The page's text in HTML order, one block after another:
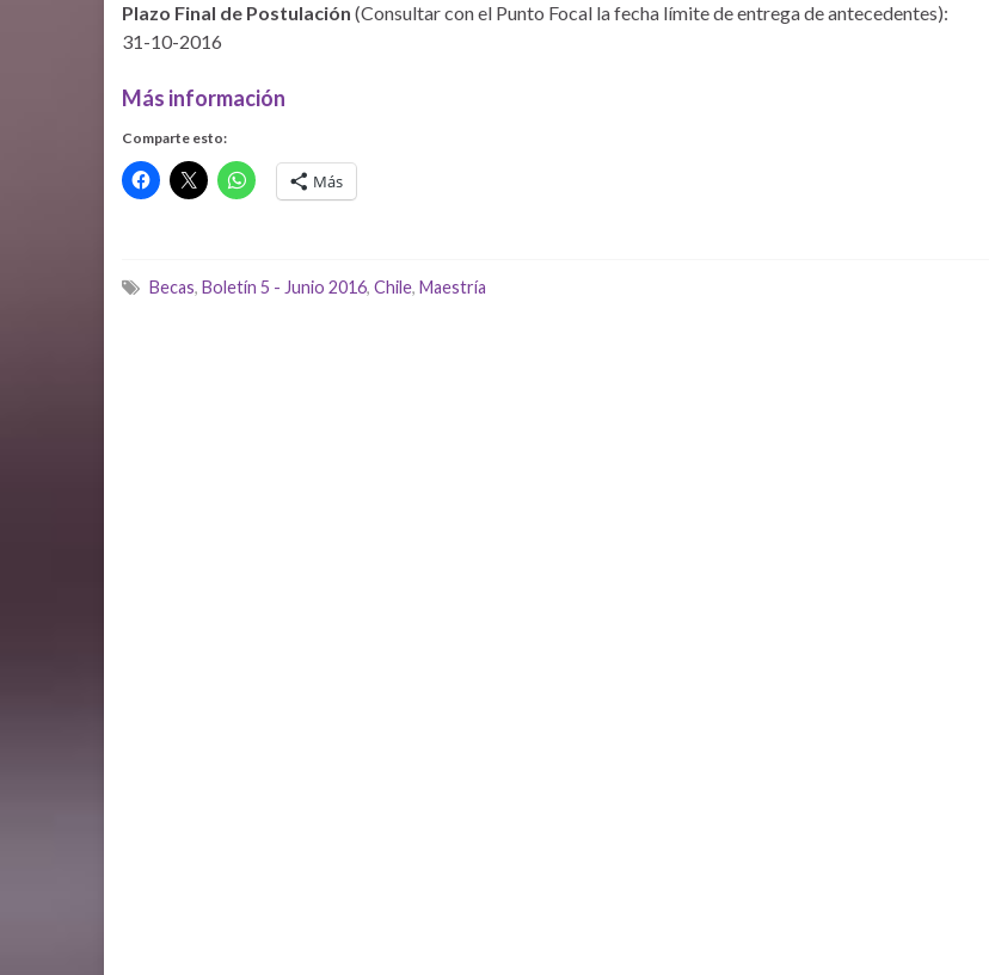
Plazo Final de Postulación (Consultar con el Punto Focal la fecha límite de entrega de antecedentes):
31-10-2016
Más información
Comparte esto:
Más
Becas, Boletín 5 - Junio 2016, Chile, Maestría